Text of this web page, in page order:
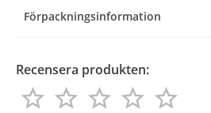
Förpackningsinformation
Recensera produkten:
star_border
star_border star_border
star_border star_border
star_border star_border
star_border star_border
star_border